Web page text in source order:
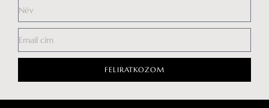
Általános Szerződési Feltételek
Adatkezelési tájékoztató
FELIRATKOZOM